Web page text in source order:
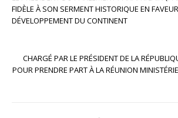
FIDÈLE À SON SERMENT HISTORIQUE EN
DÉVELOPPEMENT DU CONTINENT
CHARGÉ PAR LE PRÉSIDENT DE LA
POUR PRENDRE PART À LA RÉUNION